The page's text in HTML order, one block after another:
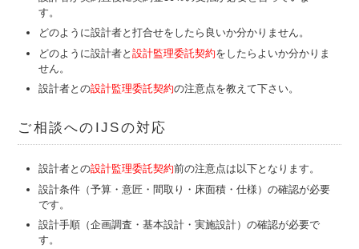
す。
どのように設計者と打合せをしたら良いか分かりません。
どのように設計者と設計監理委託契約をしたらよいか分かりま
せん。
設計者との設計監理委託契約の注意点を教えて下さい。
ご相談へのIJSの対応
設計者との設計監理委託契約前の注意点は以下となります。
設計条件 （予算・意匠・間取り・床面積・仕様）の確認が必要
です。
設計手順 （企画調査・基本設計・実施設計）の確認が必要で
す。